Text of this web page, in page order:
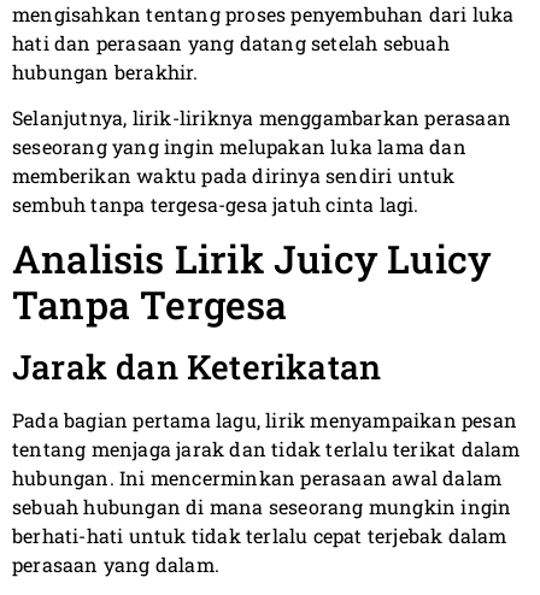
mengisahkan tentang proses penyembuhan dari luka
hati dan perasaan yang datang setelah sebuah
hubungan berakhir.
Selanjutnya, lirik-liriknya menggambarkan perasaan
seseorang yang ingin melupakan luka lama dan
memberikan waktu pada dirinya sendiri untuk
sembuh tanpa tergesa-gesa jatuh cinta lagi.
Analisis Lirik Juicy Luicy
Tanpa Tergesa
Jarak dan Keterikatan
Pada bagian pertama lagu, lirik menyampaikan pesan
tentang menjaga jarak dan tidak terlalu terikat dalam
hubungan. Ini mencerminkan perasaan awal dalam
sebuah hubungan di mana seseorang mungkin ingin
berhati-hati untuk tidak terlalu cepat terjebak dalam
perasaan yang dalam.